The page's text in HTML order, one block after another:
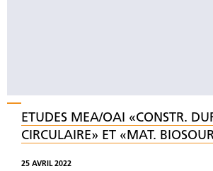
ETUDES MEA/OAI «CONSTR.
CIRCULAIRE» ET «MAT.
25 AVRIL 2022